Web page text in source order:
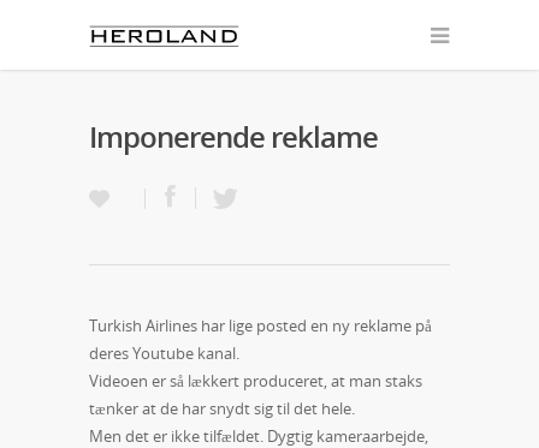
Imponerende reklame
Turkish Airlines har lige posted en ny reklame på
deres Youtube kanal.
Videoen er så lækkert produceret, at man staks
tænker at de har snydt sig til det hele.
Men det er ikke tilfældet. Dygtig kameraarbejde,